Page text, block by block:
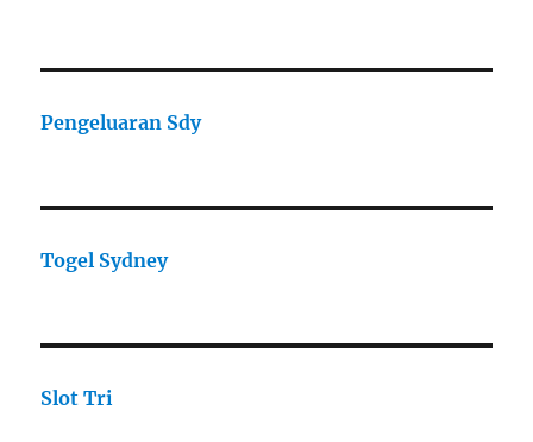
Pengeluaran Sdy
Togel Sydney
Slot Tri